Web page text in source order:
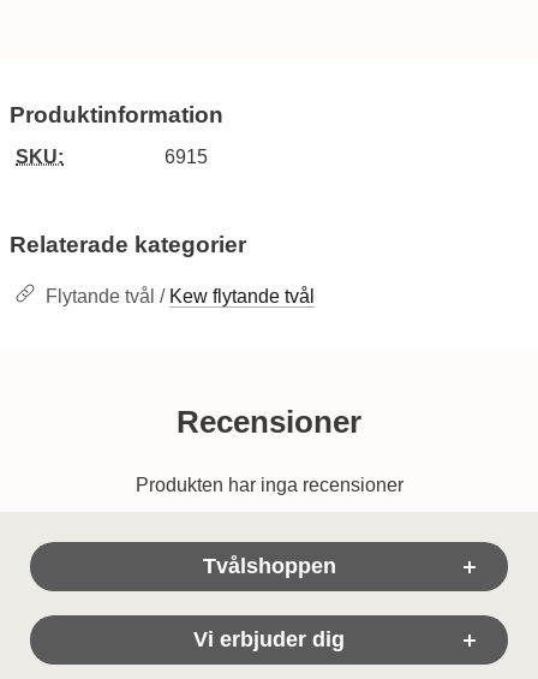
Produktinformation
SKU: 6915
Relaterade kategorier
Flytande tvål / Kew flytande tvål
Recensioner
Produkten har inga recensioner
Sidfot Blandad info och länkar
Tvålshoppen
Vi erbjuder dig